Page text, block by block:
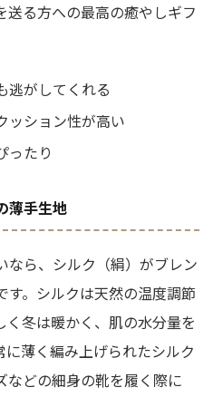
送る方への最高の癒やしギフ
逃がしてくれる
ッション性が高い
ったり
薄手生地
なら、シルク（絹）がブレン
す。シルクは天然の温度調節
冬は暖かく、肌の水分量を
薄く編み上げられたシルク
などの細身の靴を履く際に